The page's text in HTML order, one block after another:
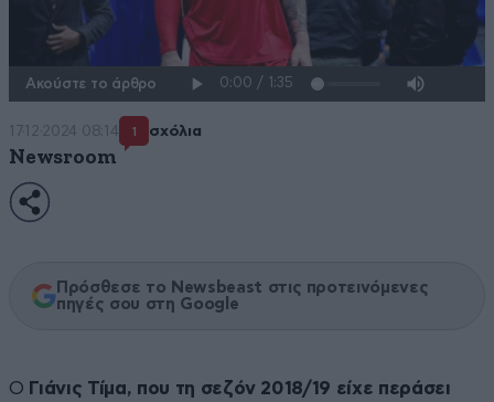
Ακούστε το άρθρο
17·12·2024 08:14 1 σχόλια
Newsroom
Πρόσθεσε το Newsbeast στις προτεινόμενες
πηγές σου στη Google
Ο Γιάνις Τίμα, που τη σεζόν 2018/19 είχε περάσει